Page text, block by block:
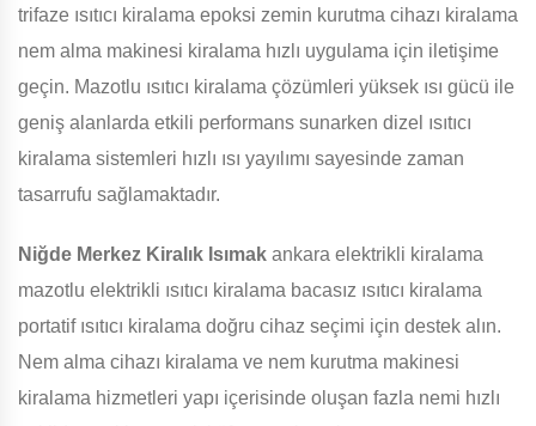
trifaze ısıtıcı kiralama epoksi zemin kurutma cihazı kiralama
nem alma makinesi kiralama hızlı uygulama için iletişime
geçin. Mazotlu ısıtıcı kiralama çözümleri yüksek ısı gücü ile
geniş alanlarda etkili performans sunarken dizel ısıtıcı
kiralama sistemleri hızlı ısı yayılımı sayesinde zaman
tasarrufu sağlamaktadır.
Niğde Merkez Kiralık Isımak ankara elektrikli kiralama
mazotlu elektrikli ısıtıcı kiralama bacasız ısıtıcı kiralama
portatif ısıtıcı kiralama doğru cihaz seçimi için destek alın.
Nem alma cihazı kiralama ve nem kurutma makinesi
kiralama hizmetleri yapı içerisinde oluşan fazla nemi hızlı